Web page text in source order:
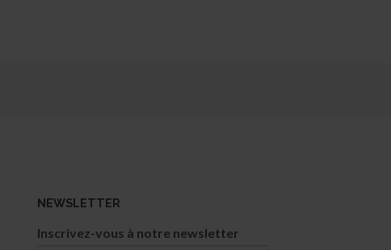
NEWSLETTER
Inscrivez-vous à notre newsletter